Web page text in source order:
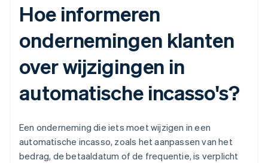
Hoe informeren
ondernemingen klanten
over wijzigingen in
automatische incasso's?
Een onderneming die iets moet wijzigen in een
automatische incasso, zoals het aanpassen van het
bedrag, de betaaldatum of de frequentie, is verplicht